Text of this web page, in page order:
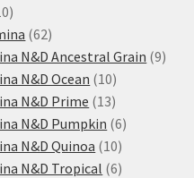
10
produktů
6262
produktů
N&D Ancestral Grain 99
N&D Ocean 1010
produktů
N&D Prime 1313
produktů
N&D Pumpkin 66
N&D Quinoa 1010
produktů
N&D Tropical 66